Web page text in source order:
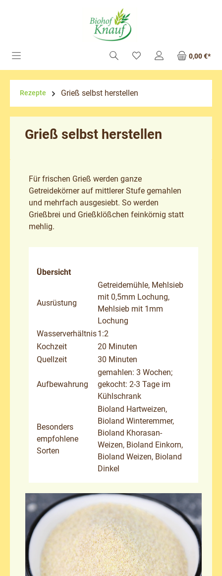
0,00 €*
Rezepte Grieß selbst herstellen
Grieß selbst herstellen
Für frischen Grieß werden ganze
Getreidekörner auf mittlerer Stufe gemahlen
und mehrfach ausgesiebt. So werden
Grießbrei und Grießklößchen feinkörnig statt
mehlig.
Übersicht
Ausrüstung
Getreidemühle, Mehlsieb
mit 0,5mm Lochung,
Mehlsieb mit 1mm
Lochung
Wasserverhältnis1:2
Kochzeit
20 Minuten
Quellzeit
30 Minuten
Aufbewahrung
gemahlen: 3 Wochen;
gekocht: 2-3 Tage im
Kühlschrank
Besonders
empfohlene
Sorten
Bioland Hartweizen,
Bioland Winteremmer,
Bioland Khorasan-
Weizen, Bioland Einkorn,
Bioland Weizen, Bioland
Dinkel